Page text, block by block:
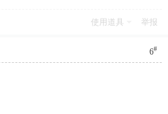
使用道具 举报
6#